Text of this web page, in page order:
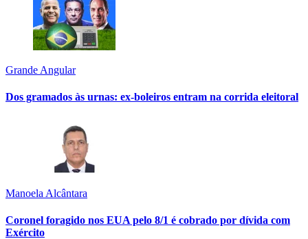
Grande Angular
Dos gramados às urnas: ex-boleiros entram na corrida eleitoral
Manoela Alcântara
Coronel foragido nos EUA pelo 8/1 é cobrado por dívida com
Exército